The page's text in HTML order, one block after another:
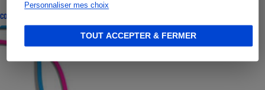
Personnaliser mes choix
TOUT ACCEPTER & FERMER
CONSEILS